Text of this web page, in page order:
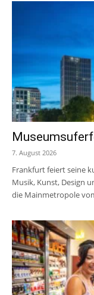
7. August 2026
Frankfurt feiert seine
Musik, Kunst, Design
die Mainmetropole